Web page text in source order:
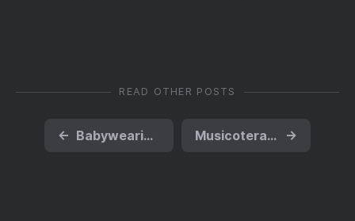
READ OTHER POSTS
← Babywearing: os benefícios de manter seu bebê em contato com seu corpo Musicoterapia: ouvir música para se relaxar →